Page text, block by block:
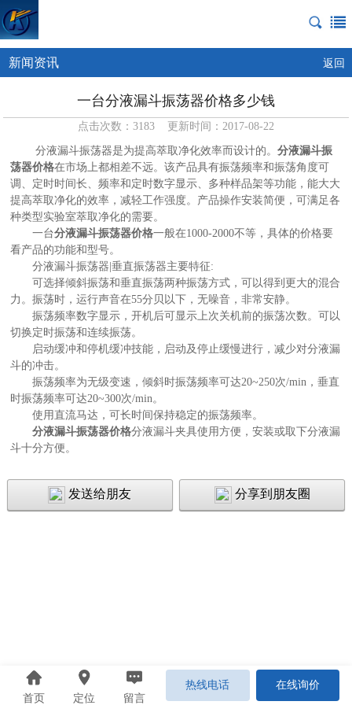
新闻资讯 返回
一台分液漏斗振荡器价格多少钱
点击次数：3183 更新时间：2017-08-22
分液漏斗振荡器是为提高萃取净化效率而设计的。分液漏斗振
荡器价格在市场上都相差不远。该产品具有振荡频率和振荡角度可
调、定时时间长、频率和定时数字显示、多种样品架等功能，能大大
提高萃取净化的效率，减轻工作强度。产品操作安装简便，可满足各
种类型实验室萃取净化的需要。
一台分液漏斗振荡器价格一般在1000-2000不等，具体的价格要
看产品的功能和型号。
分液漏斗振荡器|垂直振荡器主要特征:
可选择倾斜振荡和垂直振荡两种振荡方式，可以得到更大的混合
力。振荡时，运行声音在55分贝以下，无噪音，非常安静。
振荡频率数字显示，开机后可显示上次关机前的振荡次数。可以
切换定时振荡和连续振荡。
启动缓冲和停机缓冲技能，启动及停止缓慢进行，减少对分液漏
斗的冲击。
振荡频率为无级变速，倾斜时振荡频率可达20~250次/min，垂直
时振荡频率可达20~300次/min。
使用直流马达，可长时间保持稳定的振荡频率。
分液漏斗振荡器价格分液漏斗夹具使用方便，安装或取下分液漏
斗十分方便。
发送给朋友 分享到朋友圈
首页 定位 留言
热线电话 在线询价